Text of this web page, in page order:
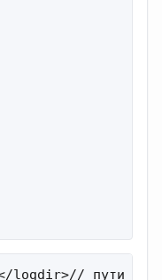
logdir>// пути к